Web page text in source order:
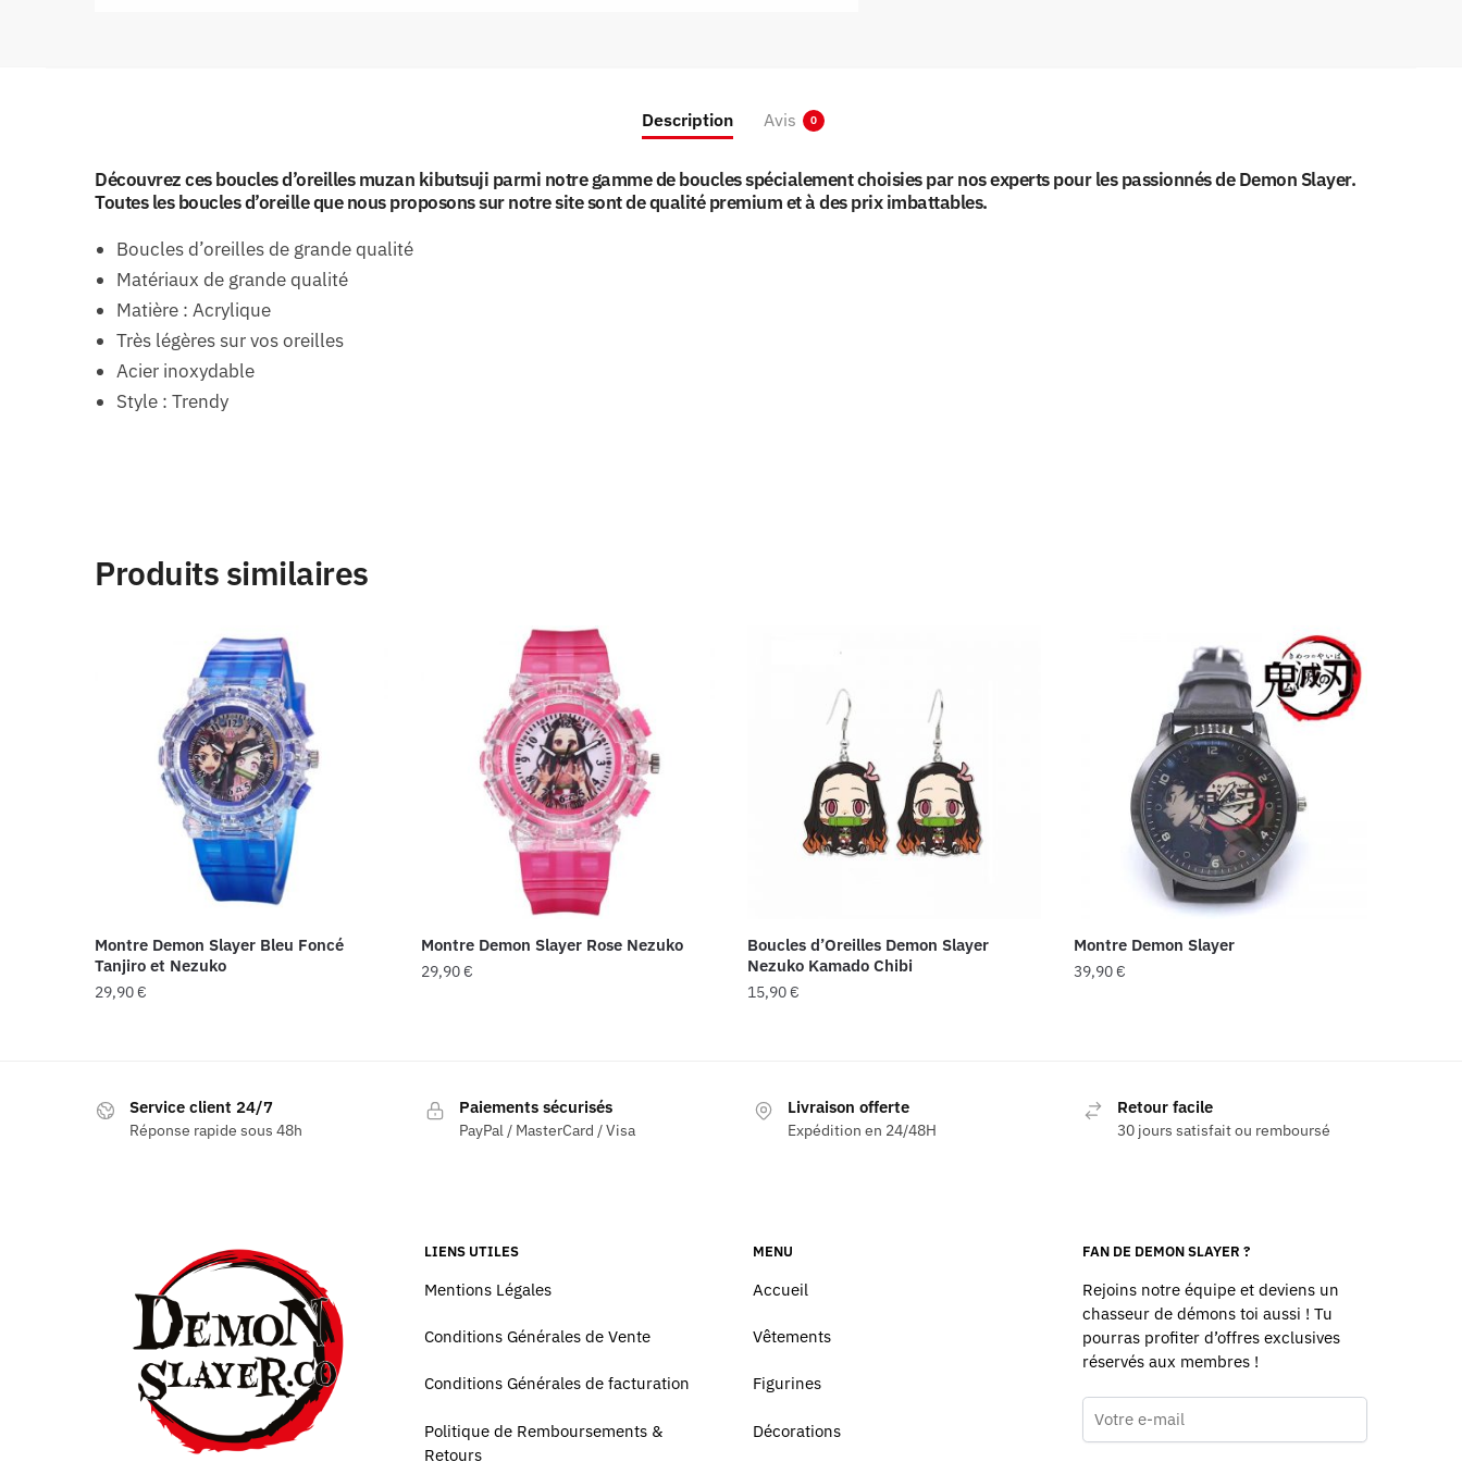
Description Avis 0
Découvrez ces boucles d’oreilles muzan kibutsuji parmi notre gamme de boucles spécialement choisies par nos experts pour les passionnés de Demon Slayer.
Toutes les boucles d’oreille que nous proposons sur notre site sont de qualité premium et à des prix imbattables.
Boucles d’oreilles de grande qualité
Matériaux de grande qualité
Matière : Acrylique
Très légères sur vos oreilles
Acier inoxydable
Style : Trendy
Produits similaires
Montre Demon Slayer Bleu Foncé
Tanjiro et Nezuko
29,90€
Montre Demon Slayer Rose Nezuko
29,90€
Boucles d’Oreilles Demon Slayer
Nezuko Kamado Chibi
15,90€
Montre Demon Slayer
39,90€
Service client 24/7
Réponse rapide sous 48h
Paiements sécurisés
PayPal / MasterCard / Visa
Livraison offerte
Expédition en 24/48H
Retour facile
30 jours satisfait ou remboursé
LIENS UTILES
Mentions Légales
Conditions Générales de Vente
Conditions Générales de facturation
Politique de Remboursements &
Retours
MENU
Accueil
Vêtements
Figurines
Décorations
FAN DE DEMON SLAYER ?
Rejoins notre équipe et deviens un
chasseur de démons toi aussi ! Tu
pourras profiter d’offres exclusives
réservés aux membres !